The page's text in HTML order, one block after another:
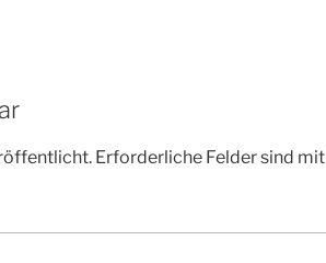
Erforderliche Felder sind mit